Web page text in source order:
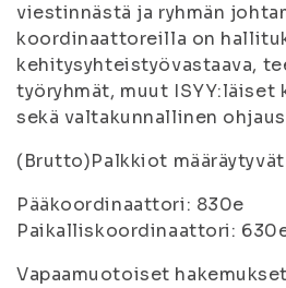
viestinnästä ja ryhmän
koordinaattoreilla on
kehitysyhteistyövastaava,
työryhmät, muut
sekä valtakunnallinen
(Brutto)Palkkiot
Pääkoordinaattori: 830e
Paikalliskoordinaattori:
Vapaamuotoiset